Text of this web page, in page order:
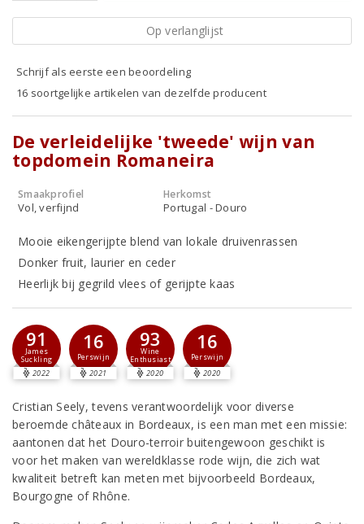
Op verlanglijst
Schrijf als eerste een beoordeling
16 soortgelijke artikelen van dezelfde producent
De verleidelijke 'tweede' wijn van
topdomein Romaneira
Smaakprofiel
Vol, verfijnd
Herkomst
Portugal - Douro
Mooie eikengerijpte blend van lokale druivenrassen
Donker fruit, laurier en ceder
Heerlijk bij gegrild vlees of gerijpte kaas
91
James
Suckling
2022
16
Perswijn
2021
93
Wine
Enthusiast
2020
16
Perswijn
2020
Cristian Seely, tevens verantwoordelijk voor diverse
beroemde châteaux in Bordeaux, is een man met een missie:
aantonen dat het Douro-terroir buitengewoon geschikt is
voor het maken van wereldklasse rode wijn, die zich wat
kwaliteit betreft kan meten met bijvoorbeeld Bordeaux,
Bourgogne of Rhône.